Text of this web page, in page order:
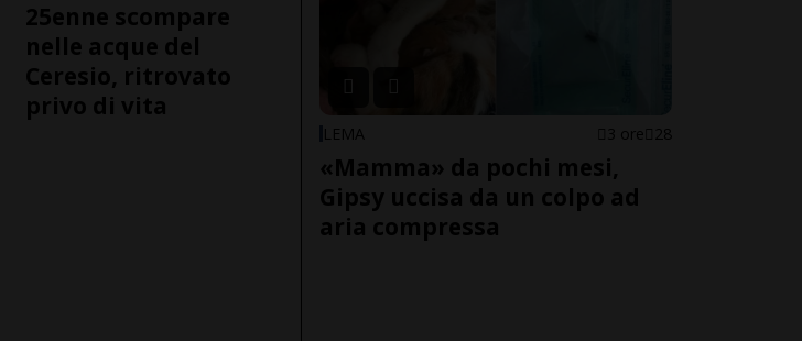
25enne scompare
nelle acque del
Ceresio, ritrovato
privo di vita
LEMA 3 ore 28
«Mamma» da pochi mesi,
Gipsy uccisa da un colpo ad
aria compressa